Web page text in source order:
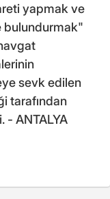
yapmak ve
bulundurmak"
sevk edilen
tarafından
- ANTALYA